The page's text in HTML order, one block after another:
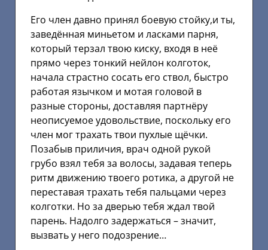
Его член давно принял боевую стойку,и ты,
заведённая миньетом и ласками парня,
который терзал твою киску, входя в неё
прямо через тонкий нейлон колготок,
начала страстно сосать его ствол, быстро
работая язычком и мотая головой в
разные стороны, доставляя партнёру
неописуемое удовольствие, поскольку его
член мог трахать твои пухлые щёчки.
Позабыв приличия, врач одной рукой
грубо взял тебя за волосы, задавая теперь
ритм движению твоего ротика, а другой не
переставая трахать тебя пальцами через
колготки. Но за дверью тебя ждал твой
парень. Надолго задержаться – значит,
вызвать у него подозрение…